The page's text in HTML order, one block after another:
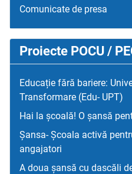
Comunicate de presa
Proiecte POCU /
Educație fără bariere:
Transformare (Edu- UPT)
Hai la școală! O șansă
Șansa- Școala activă
angajatori
A doua șansă cu dascăli